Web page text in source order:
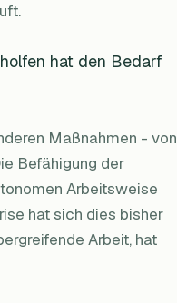
hat den Bedarf
Maßnahmen - von
Befähigung der
Arbeitsweise
hat sich dies bisher
Arbeit, hat